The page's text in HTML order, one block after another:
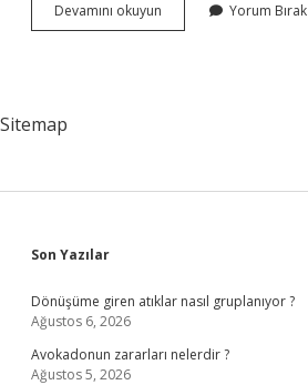
Devamını okuyun
Cm
Yorum Bırak
Sitemap
Sidebar
Son Yazılar
Dönüşüme giren atıklar nasıl gruplanıyor ?
Ağustos 6, 2026
Avokadonun zararları nelerdir ?
Ağustos 5, 2026